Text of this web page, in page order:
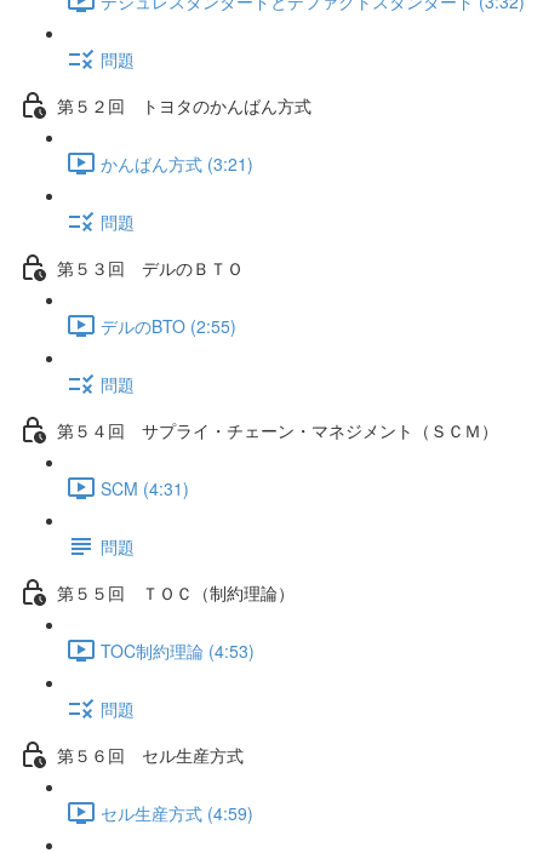
問題
第５２回 トヨタのかんばん方式
かんばん方式 (3:21)
問題
第５３回 デルのＢＴＯ
デルのBTO (2:55)
問題
第５４回 サプライ・チェーン・マネジメント（ＳＣＭ）
SCM (4:31)
問題
第５５回 ＴＯＣ（制約理論）
TOC制約理論 (4:53)
問題
第５６回 セル生産方式
セル生産方式 (4:59)